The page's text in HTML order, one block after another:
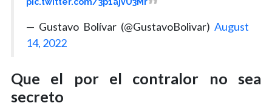
— Gustavo Bolívar (@GustavoBolivar) August
14, 2022
Que el por el contralor no sea
secreto